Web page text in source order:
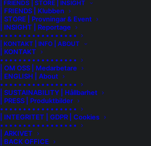
| FRIENDS | STORE | INSIGHT
| FRIENDS | Klubben
| STORE | Provningar & Event
| INSIGHT | Reportage
• • • • • • • • • • • • • • • • •
| KONTAKT | INFO | ABOUT
| KONTAKT
• • • • • • • • • • • • • • • • •
| OM OSS | Medarbetare
| ENGLISH | About
• • • • • • • • • • • • • • • • •
| SUSTAINABILITY | Hållbarhet
| PRESS | Produktbilder
• • • • • • • • • • • • • • • • •
| INTEGRITET | GDPR | Cookies
• • • • • • • • • • • • • • • • •
| ARKIVET
| BACK OFFICE
TREBBIANELLO
TREBBIANO TOSCANO
TRINCADEIRA
VERDELHO
ZWEIGELT
… ELLER HITTA FAVORITDRUVAN.